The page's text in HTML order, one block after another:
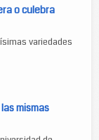
o culebra
variedades
mismas